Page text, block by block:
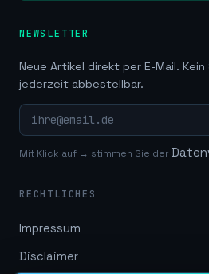
NEWSLETTER
Neue Artikel direkt per E-Mail. Kein
jederzeit abbestellbar.
Mit Klick auf → stimmen Sie der
RECHTLICHES
Impressum
Disclaimer